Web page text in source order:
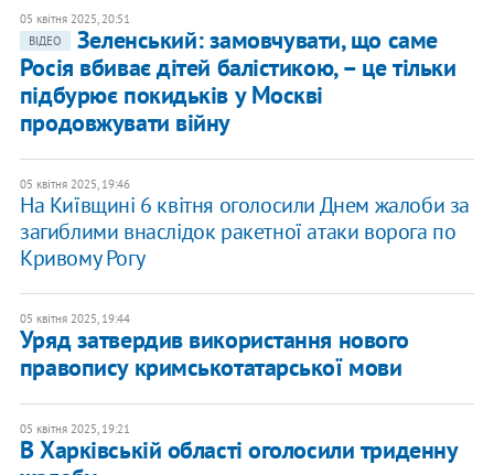
05 квітня 2025, 20:51
ВІДЕО
Зеленський: замовчувати, що саме
Росія вбиває дітей балістикою, – це тільки
підбурює покидьків у Москві
продовжувати війну
05 квітня 2025, 19:46
На Київщині 6 квітня оголосили Днем жалоби за
загиблими внаслідок ракетної атаки ворога по
Кривому Рогу
05 квітня 2025, 19:44
Уряд затвердив використання нового
правопису кримськотатарської мови
05 квітня 2025, 19:21
В Харківській області оголосили триденну